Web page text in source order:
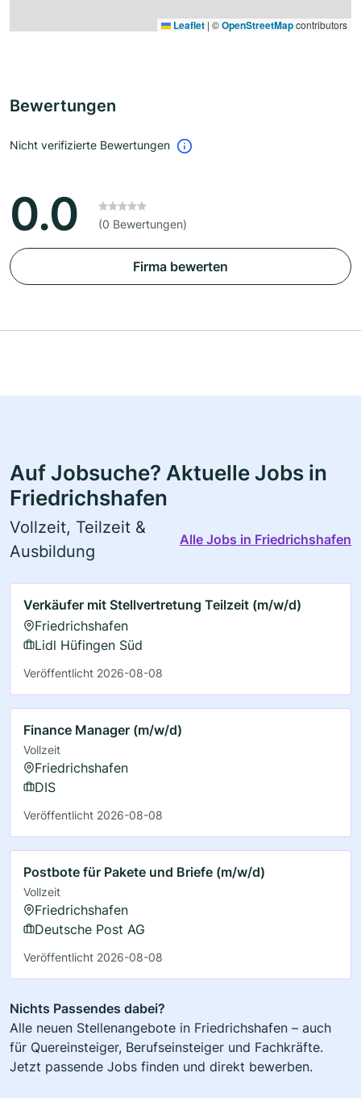
Leaflet | ©OpenStreetMapcontributors
Bewertungen
Nicht verifizierte Bewertungen
0.0 (0 Bewertungen)
Firma bewerten
Auf Jobsuche? Aktuelle Jobs in
Friedrichshafen
Vollzeit, Teilzeit &
Ausbildung
Alle Jobs in Friedrichshafen
Verkäufer mit Stellvertretung Teilzeit (m/w/d)
Friedrichshafen
Lidl Hüfingen Süd
Veröffentlicht 2026-08-08
Finance Manager (m/w/d)
Vollzeit
Friedrichshafen
DIS
Veröffentlicht 2026-08-08
Postbote für Pakete und Briefe (m/w/d)
Vollzeit
Friedrichshafen
Deutsche Post AG
Veröffentlicht 2026-08-08
Nichts Passendes dabei?
Alle neuen Stellenangebote in Friedrichshafen – auch
für Quereinsteiger, Berufseinsteiger und Fachkräfte.
Jetzt passende Jobs finden und direkt bewerben.